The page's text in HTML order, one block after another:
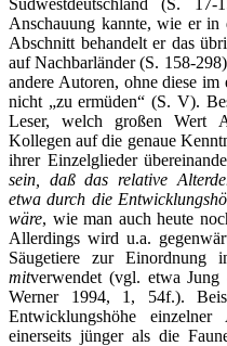
Südwestdeutschland (S.
Anschauung kannte, wie er
Abschnitt behandelt er das
auf Nachbarländer (S. 158-
andere Autoren, ohne diese
nicht „zu ermüden“ (S. V).
Leser, welch großen Wert
Kollegen auf die genaue
ihrer Einzelglieder
sein, daß das relative Alter
etwa durch die
wäre, wie man auch heute
Allerdings wird u.a.
Säugetiere zur Einordnung
mitverwendet (vgl. etwa
Werner 1994, 1, 54f.).
Entwicklungshöhe
einerseits jünger als die